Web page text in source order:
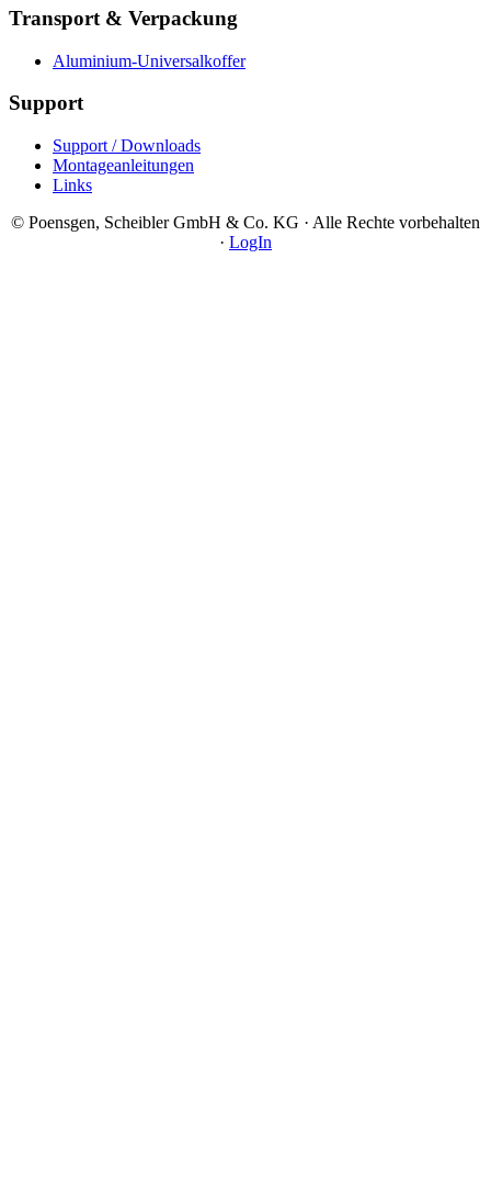
Transport & Verpackung
Aluminium-Universalkoffer
Support
Support / Downloads
Montageanleitungen
Links
© Poensgen, Scheibler GmbH & Co. KG · Alle Rechte vorbehalten
· LogIn